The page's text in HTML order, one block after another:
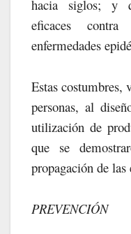
hacia siglos; y
eficaces
enfermedades
Estas costumbres,
personas, al
utilización de
que se
propagación de las
PREVENCIÓN